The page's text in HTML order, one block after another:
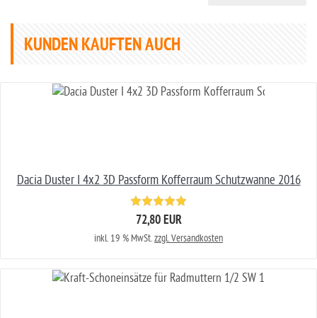
KUNDEN KAUFTEN AUCH
Dacia Duster I 4x2 3D Passform Kofferraum Schutzwanne 2016
72,80 EUR
inkl. 19 % MwSt.zzgl. Versandkosten